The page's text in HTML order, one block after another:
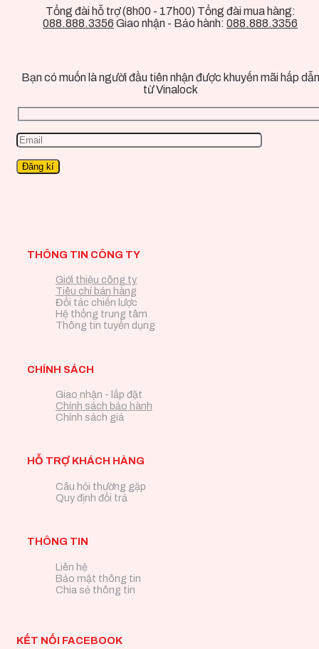
Tổng đài hỗ trợ (8h00 - 17h00) Tổng đài mua hàng:
088.888.3356 Giao nhận - Bảo hành: 088.888.3356
Bạn có muốn là người đầu tiên nhận được khuyến mãi hấp dẫn
từ Vinalock
THÔNG TIN CÔNG TY
Giới thiệu công ty
Tiêu chí bán hàng
Đối tác chiến lược
Hệ thống trung tâm
Thông tin tuyển dụng
CHÍNH SÁCH
Giao nhận - lắp đặt
Chính sách bảo hành
Chính sách giá
HỖ TRỢ KHÁCH HÀNG
Câu hỏi thường gặp
Quy định đổi trả
THÔNG TIN
Liên hệ
Bảo mật thông tin
Chia sẻ thông tin
KẾT NỐI FACEBOOK